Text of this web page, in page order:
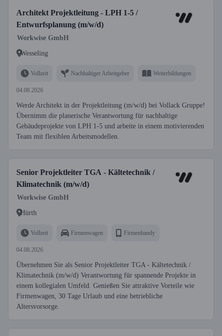
Architekt Projektleitung - LPH 1-5 /
Entwurfsplanung (m/w/d)
Workwise GmbH
Wesseling
Vollzeit Nachhaltiger Arbeitgeber Weiterbildungen
04.08.2026
Werde Architekt in der Projektleitung (m/w/d) bei Vollack Gruppe!
Übernimm die planerische Verantwortung für nachhaltige
Gebäudeprojekte von LPH 1-5 und arbeite in einem motivierenden
Team mit flexiblen Arbeitsmodellen.
Senior Projektleiter TGA - Kältetechnik /
Klimatechnik (m/w/d)
Workwise GmbH
Hürth
Vollzeit Firmenwagen Firmenhandy
04.08.2026
Übernehmen Sie als Senior Projektleiter TGA - Kältetechnik /
Klimatechnik (m/w/d) Verantwortung für spannende Projekte in
einem kollegialen Umfeld. Genießen Sie attraktive Vorteile wie
Firmenwagen, 30 Tage Urlaub und eine betriebliche
Altersvorsorge.